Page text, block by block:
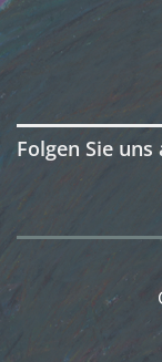
Folgen Sie uns